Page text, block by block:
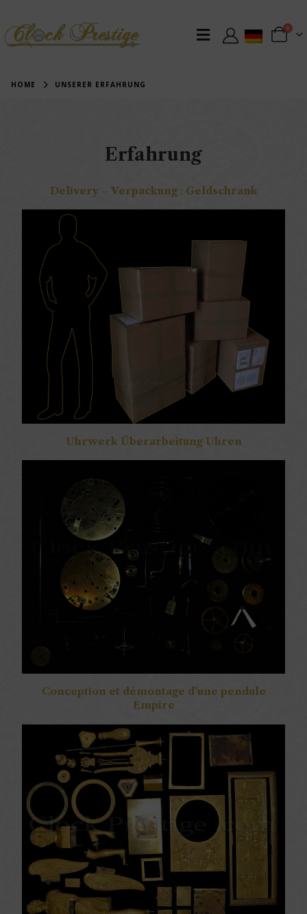
0
HOME UNSERER ERFAHRUNG
Erfahrung
Delivery – Verpackung : Geldschrank
Uhrwerk Überarbeitung Uhren
Conception et démontage d’une pendule
Empire